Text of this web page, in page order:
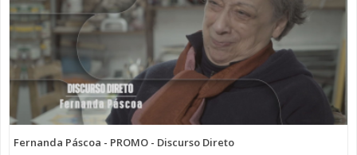
Fernanda Páscoa - PROMO - Discurso Direto